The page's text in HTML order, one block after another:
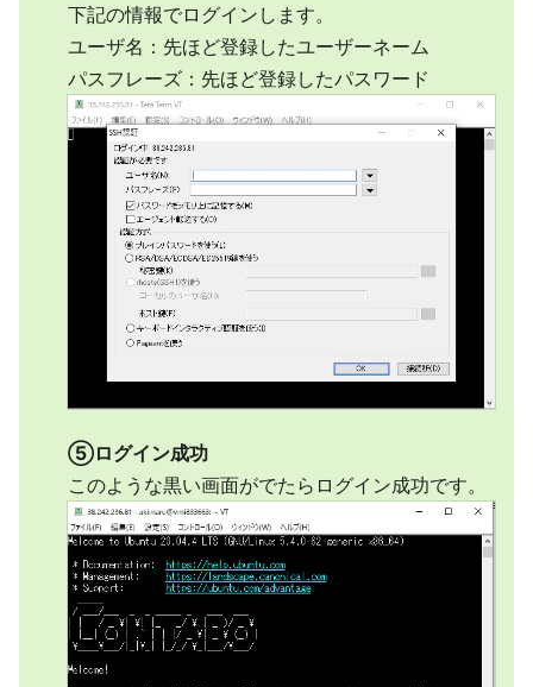
下記の情報でログインします。
ユーザ名：先ほど登録したユーザーネーム
パスフレーズ：先ほど登録したパスワード
⑤ログイン成功
このような黒い画面がでたらログイン成功です。